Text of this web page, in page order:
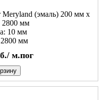
(эмаль) 200 мм х
2800 мм
10 мм
мм
м.пог